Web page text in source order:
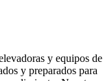
y equipos de
y preparados para